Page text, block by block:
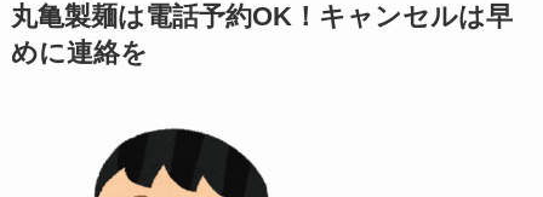
丸亀製麺は電話予約OK！キャンセルは早
めに連絡を